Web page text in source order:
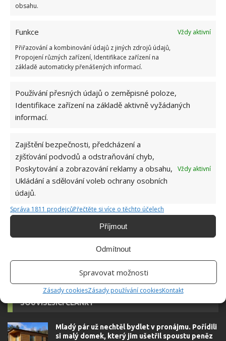
obsahu.
Funkce
Vždy aktivní
Přiřazování a kombinování údajů z jiných zdrojů údajů,
Propojení různých zařízení, Identifikace zařízení na
základě automaticky přenášených informací.
Používání přesných údajů o zeměpisné poloze,
Identifikace zařízení na základě aktivně vyžádaných
informací.
Zajištění bezpečnosti, předcházení a
zjišťování podvodů a odstraňování chyb,
Poskytování a zobrazování reklamy a obsahu,
Ukládání a sdělování voleb ochrany osobních
údajů.
Vždy aktivní
Správa 1811 prodejcůPřečtěte si více o těchto účelech
Příjmout
Odmítnout
Spravovat možnosti
Zásady cookiesZásady používání cookiesKontakt
BYDLENÍ REKONSTRUKCE STODOLA
Přidejte svůj názor
Jiří Kolář
velkým kutilem. V podstatě vše, co je
SOUVISEJÍCÍ ČLÁNKY
Mladý pár už nechtěl bydlet v pronájmu. Pořídili
si malý domek, který jim ušetřil spoustu peněz